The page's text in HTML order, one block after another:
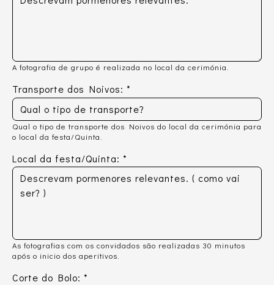
A fotografia de grupo é realizada no local da cerimónia.
Transporte dos Noivos: *
Qual o tipo de transporte dos Noivos do local da cerimónia para
o local da festa/Quinta.
Local da festa/Quinta: *
As fotografias com os convidados são realizadas 30 minutos
após o inicio dos aperitivos.
Corte do Bolo: *